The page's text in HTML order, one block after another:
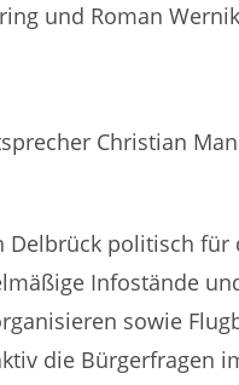
und Roman
Christian
Delbrück politisch für
Infostände
sowie
die Bürgerfragen